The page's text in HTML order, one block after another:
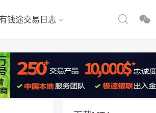
钱途交易日志